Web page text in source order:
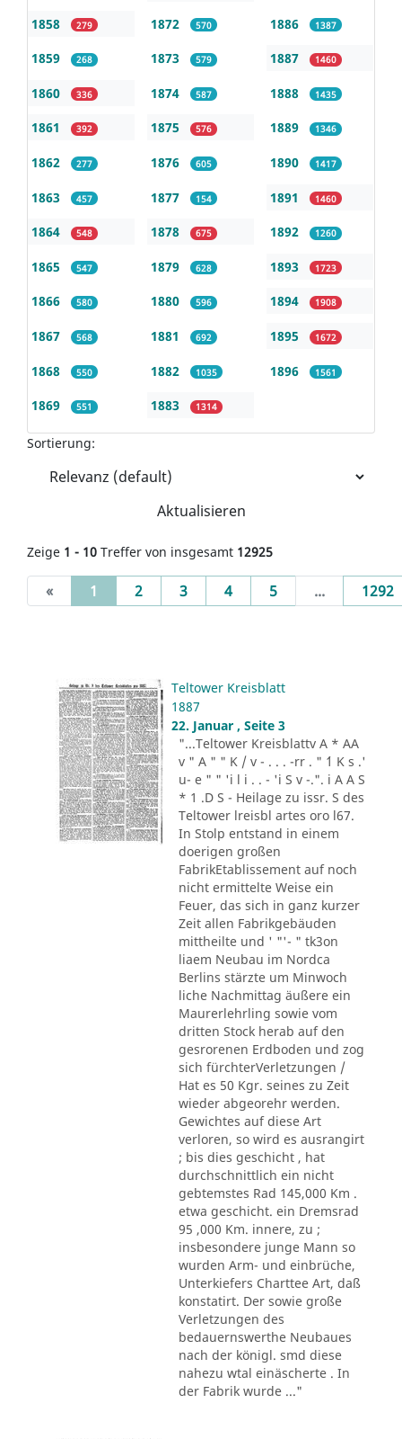
1858 279
1859 268
1860 336
1861 392
1862 277
1863 457
1864 548
1865 547
1866 580
1867 568
1868 550
1869 551
1872 570
1873 579
1874 587
1875 576
1876 605
1877 154
1878 675
1879 628
1880 596
1881 692
1882 1035
1883 1314
1886 1387
1887 1460
1888 1435
1889 1346
1890 1417
1891 1460
1892 1260
1893 1723
1894 1908
1895 1672
1896 1561
Sortierung:
Aktualisieren
Zeige 1 - 10 Treffer von insgesamt 12925
« 1 (current)
2 3 4 5 ... 1292
Teltower Kreisblatt
1887
22. Januar , Seite 3
"...Teltower Kreisblattv A * AA
v " A " " K / v - . . . -rr . " ´1 K s .'
u- e " " 'i l i . . - 'i S v -.". i A A S
* 1 .D S - Heilage zu issr. S des
Teltower lreisbl artes oro l67.
In Stolp entstand in einem
doerigen großen
FabrikEtablissement auf noch
nicht ermittelte Weise ein
Feuer, das sich in ganz kurzer
Zeit allen Fabrikgebäuden
mittheilte und ' "'- " tk3on
liaem Neubau im Nordca
Berlins stärzte um Minwoch
liche Nachmittag äußere ein
Maurerlehrling sowie vom
dritten Stock herab auf den
gesrorenen Erdboden und zog
sich fürchterVerletzungen /
Hat es 50 Kgr. seines zu Zeit
wieder abgeorehr werden.
Gewichtes auf diese Art
verloren, so wird es ausrangirt
; bis dies geschicht , hat
durchschnittlich ein nicht
gebtemstes Rad 145,000 Km .
etwa geschicht. ein Dremsrad
95 ,000 Km. innere, zu ;
insbesondere junge Mann so
wurden Arm- und einbrüche,
Unterkiefers Charttee Art, daß
konstatirt. Der sowie große
Verletzungen des
bedauernswerthe Neubaues
nach der königl. smd diese
nahezu wtal einäscherte . In
der Fabrik wurde ..."